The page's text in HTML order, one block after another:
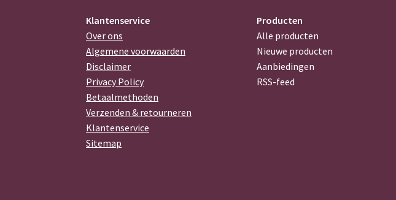
Klantenservice
Over ons
Algemene voorwaarden
Disclaimer
Privacy Policy
Betaalmethoden
Verzenden & retourneren
Klantenservice
Sitemap
Producten
Alle producten
Nieuwe producten
Aanbiedingen
RSS-feed